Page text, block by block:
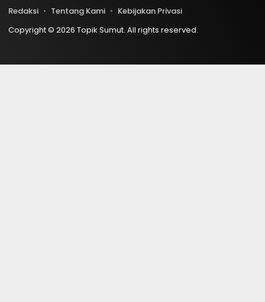
Redaksi Tentang Kami
Kebijakan Privasi
Copyright © 2026 Topik Sumut. All rights reserved.